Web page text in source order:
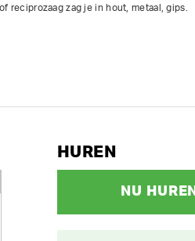
reciprozaag zag je in hout, metaal, gips.
HUREN
NU HUREN